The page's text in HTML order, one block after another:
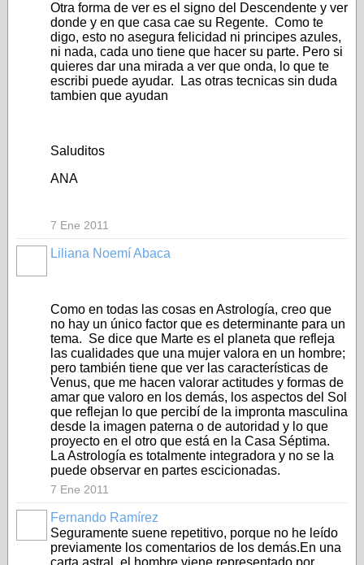
Otra forma de ver es el signo del Descendente y ver
donde y en que casa cae su Regente. Como te
digo, esto no asegura felicidad ni principes azules,
ni nada, cada uno tiene que hacer su parte. Pero si
quieres dar una mirada a ver que onda, lo que te
escribi puede ayudar. Las otras tecnicas sin duda
tambien que ayudan
Saluditos
ANA
7 Ene 2011
Liliana Noemí Abaca
Como en todas las cosas en Astrología, creo que
no hay un único factor que es determinante para un
tema. Se dice que Marte es el planeta que refleja
las cualidades que una mujer valora en un hombre;
pero también tiene que ver las características de
Venus, que me hacen valorar actitudes y formas de
amar que valoro en los demás, los aspectos del Sol
que reflejan lo que percibí de la impronta masculina
desde la imagen paterna o de autoridad y lo que
proyecto en el otro que está en la Casa Séptima.
La Astrología es totalmente integradora y no se la
puede observar en partes escicionadas.
7 Ene 2011
Fernando Ramírez
Seguramente suene repetitivo, porque no he leído
previamente los comentarios de los demás.En una
carta astral, el hombre viene representado por